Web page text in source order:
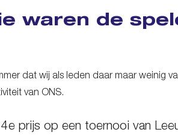
waren de
dat wij als leden daar maar weinig
van ONS.
prijs op een toernooi van